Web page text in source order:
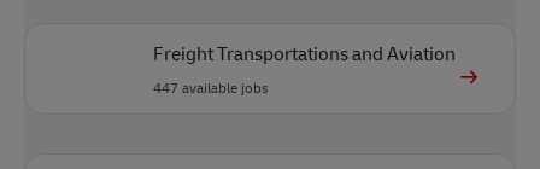
Freight Transportations and Aviation
447 available jobs